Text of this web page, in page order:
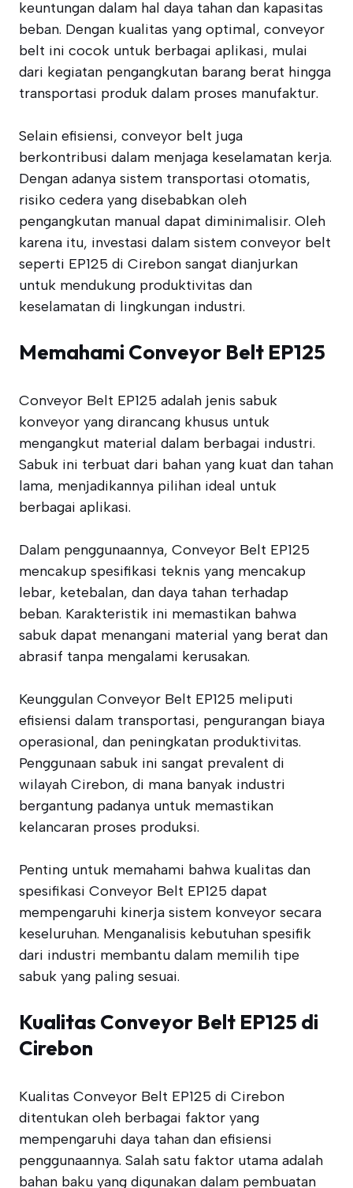
keuntungan dalam hal daya tahan dan kapasitas
beban. Dengan kualitas yang optimal, conveyor
belt ini cocok untuk berbagai aplikasi, mulai
dari kegiatan pengangkutan barang berat hingga
transportasi produk dalam proses manufaktur.
Selain efisiensi, conveyor belt juga
berkontribusi dalam menjaga keselamatan kerja.
Dengan adanya sistem transportasi otomatis,
risiko cedera yang disebabkan oleh
pengangkutan manual dapat diminimalisir. Oleh
karena itu, investasi dalam sistem conveyor belt
seperti EP125 di Cirebon sangat dianjurkan
untuk mendukung produktivitas dan
keselamatan di lingkungan industri.
Memahami Conveyor Belt EP125
Conveyor Belt EP125 adalah jenis sabuk
konveyor yang dirancang khusus untuk
mengangkut material dalam berbagai industri.
Sabuk ini terbuat dari bahan yang kuat dan tahan
lama, menjadikannya pilihan ideal untuk
berbagai aplikasi.
Dalam penggunaannya, Conveyor Belt EP125
mencakup spesifikasi teknis yang mencakup
lebar, ketebalan, dan daya tahan terhadap
beban. Karakteristik ini memastikan bahwa
sabuk dapat menangani material yang berat dan
abrasif tanpa mengalami kerusakan.
Keunggulan Conveyor Belt EP125 meliputi
efisiensi dalam transportasi, pengurangan biaya
operasional, dan peningkatan produktivitas.
Penggunaan sabuk ini sangat prevalent di
wilayah Cirebon, di mana banyak industri
bergantung padanya untuk memastikan
kelancaran proses produksi.
Penting untuk memahami bahwa kualitas dan
spesifikasi Conveyor Belt EP125 dapat
mempengaruhi kinerja sistem konveyor secara
keseluruhan. Menganalisis kebutuhan spesifik
dari industri membantu dalam memilih tipe
sabuk yang paling sesuai.
Kualitas Conveyor Belt EP125 di
Cirebon
Kualitas Conveyor Belt EP125 di Cirebon
ditentukan oleh berbagai faktor yang
mempengaruhi daya tahan dan efisiensi
penggunaannya. Salah satu faktor utama adalah
bahan baku yang digunakan dalam pembuatan